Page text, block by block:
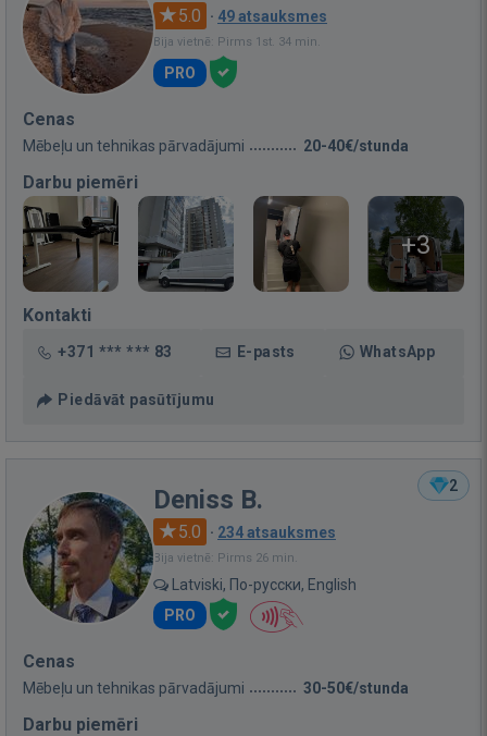
5.0 · 49 atsauksmes
Bija vietnē: Pirms 1st. 34 min.
PRO
Cenas
Mēbeļu un tehnikas pārvadājumi 20-40€/stunda
Darbu piemēri
+3
Kontakti
+371 *** *** 83 E-pasts WhatsApp
Piedāvāt pasūtījumu
2
Deniss B.
5.0 · 234 atsauksmes
Bija vietnē: Pirms 26 min.
Latviski, По-русски, English
PRO
Cenas
Mēbeļu un tehnikas pārvadājumi 30-50€/stunda
Darbu piemēri